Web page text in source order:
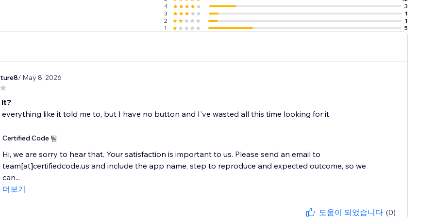
4
3
3
1
2
1
1
5
/ May 8, 2026
it?
like it told me to, but I have no button and I've wasted all this time looking for it
Certified Code 팀
Hi, we are sorry to hear that. Your satisfaction is important to us. Please send an email to
team[at]certifiedcode.us and include the app name, step to reproduce and expected outcome, so we
can...
더보기
도움이 되었습니다 (0)